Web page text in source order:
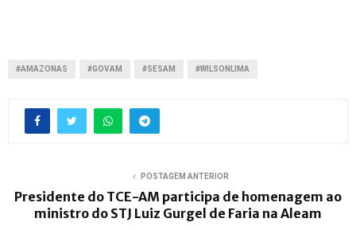
#AMAZONAS #GOVAM #SESAM #WILSONLIMA
POSTAGEM ANTERIOR
Presidente do TCE-AM participa de homenagem ao
ministro do STJ Luiz Gurgel de Faria na Aleam